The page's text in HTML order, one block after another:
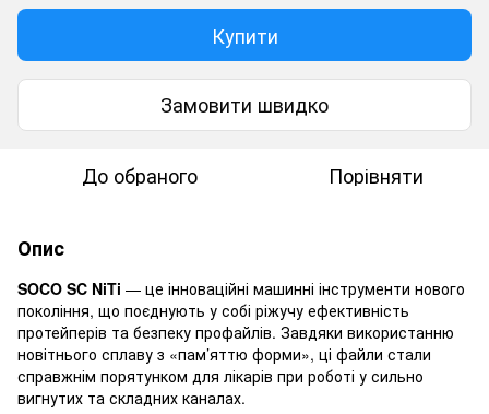
Купити
Замовити швидко
До обраного Порівняти
Опис
SOCO SC NiTi — це інноваційні машинні інструменти нового
покоління, що поєднують у собі ріжучу ефективність
протейперів та безпеку профайлів. Завдяки використанню
новітнього сплаву з «пам’яттю форми», ці файли стали
справжнім порятунком для лікарів при роботі у сильно
вигнутих та складних каналах.